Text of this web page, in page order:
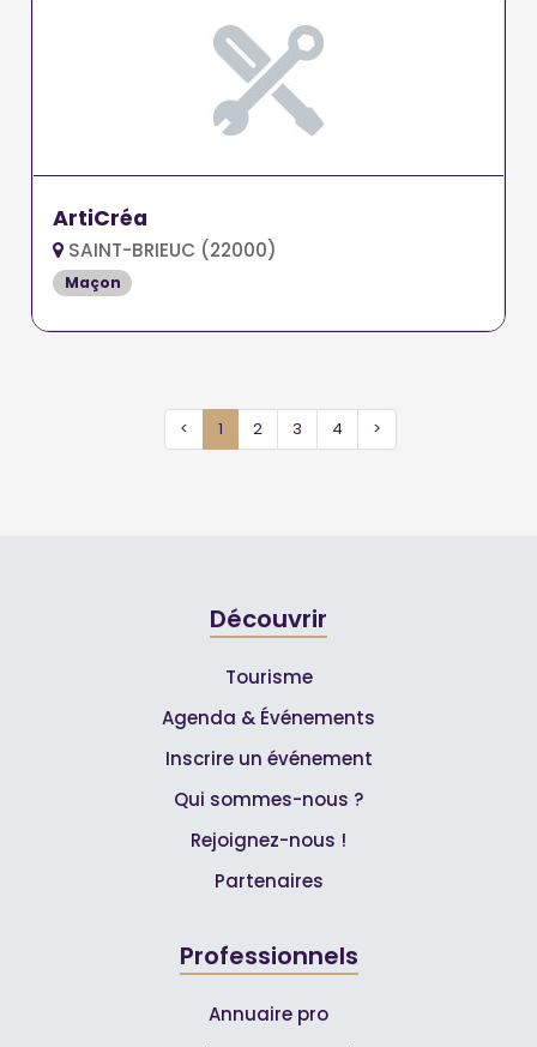
ArtiCréa
SAINT-BRIEUC (22000)
Maçon
< 1 2 3 4 >
Découvrir
Tourisme
Agenda & Événements
Inscrire un événement
Qui sommes-nous ?
Rejoignez-nous !
Partenaires
Professionnels
Annuaire pro